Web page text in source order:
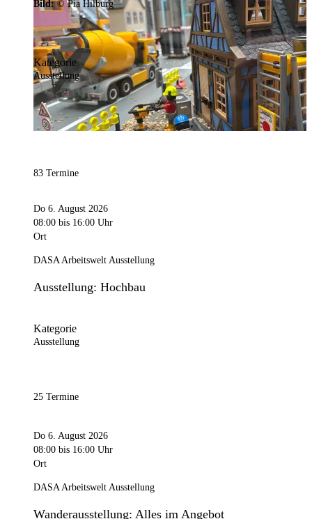
Bild:© Pia Hilburg
Kategorie
Ausstellung
83 Termine
Do 6. August 2026
08:00 bis 16:00 Uhr
Ort
DASA Arbeitswelt Ausstellung
Ausstellung: Hochbau
Kategorie
Ausstellung
25 Termine
Do 6. August 2026
08:00 bis 16:00 Uhr
Ort
DASA Arbeitswelt Ausstellung
Wanderausstellung: Alles im Angebot